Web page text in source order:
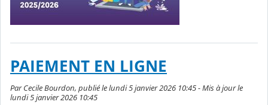
PAIEMENT EN LIGNE
Par Cecile Bourdon, publié le lundi 5 janvier 2026 10:45 - Mis à jour le
lundi 5 janvier 2026 10:45